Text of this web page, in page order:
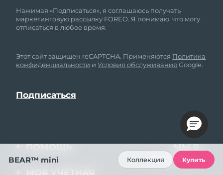
Нажимая «Подписаться», я соглашаюсь получать
маркетинговую рассылку FOREO. Я понимаю, что могу
отписаться в любое время.
Этот сайт защищен reCAPTCHA. Применяются Политика
конфиденциальности иУсловия обслуживания Google.
ПОМОЩЬ
МЫ В
СОЦСЕТЯХ
BEAR™ mini Коллекция Купить